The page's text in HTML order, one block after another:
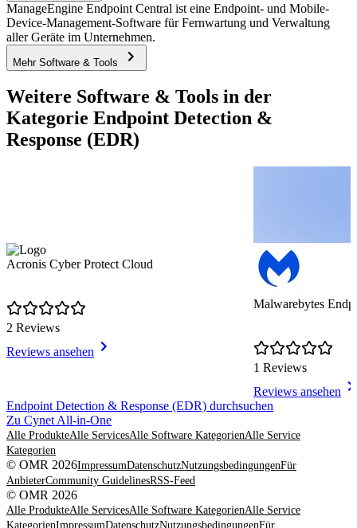
ManageEngine Endpoint Central ist eine Endpoint- und Mobile-
Device-Management-Software für Fernwartung und Verwaltung
aller Geräte im Unternehmen.
Mehr Software & Tools
Weitere Software & Tools in der
Kategorie Endpoint Detection &
Response (EDR)
Acronis Cyber Protect Cloud
2 Reviews
Reviews ansehen
Malwarebytes
1 Reviews
Reviews ansehen
Item
1
of
8
Endpoint Detection & Response (EDR) durchsuchen
Zu Cynet All-in-One
Alle ProdukteAlle ServicesAlle Software KategorienAlle Service
Kategorien
© OMR 2026ImpressumDatenschutzNutzungsbedingungenFür
AnbieterCommunity GuidelinesRSS-Feed
© OMR 2026
Alle ProdukteAlle ServicesAlle Software KategorienAlle Service
KategorienImpressumDatenschutzNutzungsbedingungenFür